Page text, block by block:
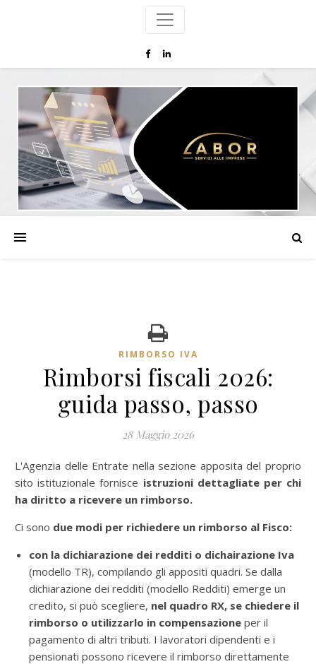
RIMBORSO IVA
Rimborsi fiscali 2026:
guida passo, passo
28 Maggio 2026
L'Agenzia delle Entrate nella sezione apposita del proprio
sito istituzionale fornisce istruzioni dettagliate per chi
ha diritto a ricevere un rimborso.
Ci sono due modi per richiedere un rimborso al Fisco:
con la dichiarazione dei redditi o dichairazione Iva
(modello TR), compilando gli appositi quadri. Se dalla
dichiarazione dei redditi (modello Redditi) emerge un
credito, si può scegliere, nel quadro RX, se chiedere il
rimborso o utilizzarlo in compensazione per il
pagamento di altri tributi. I lavoratori dipendenti e i
pensionati possono ricevere il rimborso direttamente